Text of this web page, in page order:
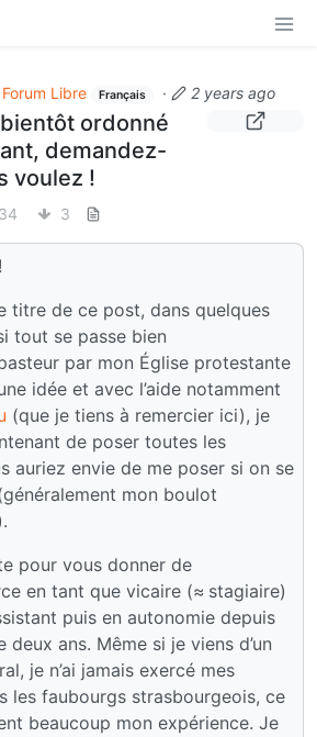
Forum Libre Français · 2 years ago
ordonné
demandez-
voulez !
34 3
titre de ce post, dans quelques
tout se passe bien
par mon Église protestante
idée et avec l’aide notamment
(que je tiens à remercier ici), je
de poser toutes les
auriez envie de me poser si on se
mon boulot
pour vous donner de
en tant que vicaire (≈ stagiaire)
puis en autonomie depuis
deux ans. Même si je viens d’un
je n’ai jamais exercé mes
les faubourgs strasbourgeois, ce
beaucoup mon expérience. Je